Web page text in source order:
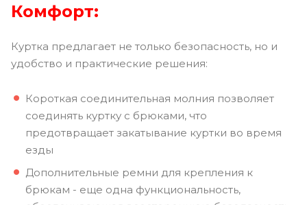
Комфорт:
Куртка предлагает не только безопасность, но и
удобство и практические решения:
Короткая соединительная молния позволяет
соединять куртку с брюками, что
предотвращает закатывание куртки во время
езды
Дополнительные ремни для крепления к
брюкам - еще одна функциональность,